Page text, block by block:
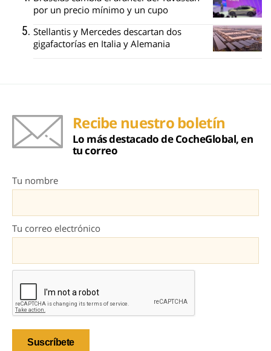
por un precio mínimo y un cupo
Stellantis y Mercedes descartan dos
gigafactorías en Italia y Alemania
Recibe nuestro boletín
Lo más destacado de CocheGlobal, en
tu correo
Tu nombre
Tu correo electrónico